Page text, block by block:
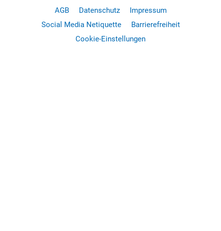
AGB Datenschutz
Impressum
Social Media Netiquette
Barrierefreiheit
Cookie-Einstellungen